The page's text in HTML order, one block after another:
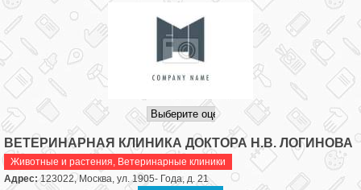
ВЕТЕРИНАРНАЯ КЛИНИКА ДОКТОРА Н.В. ЛОГИНОВА
Животные и растения, Ветеринарные клиники
Адрес:123022, Москва, ул. 1905- Года, д. 21